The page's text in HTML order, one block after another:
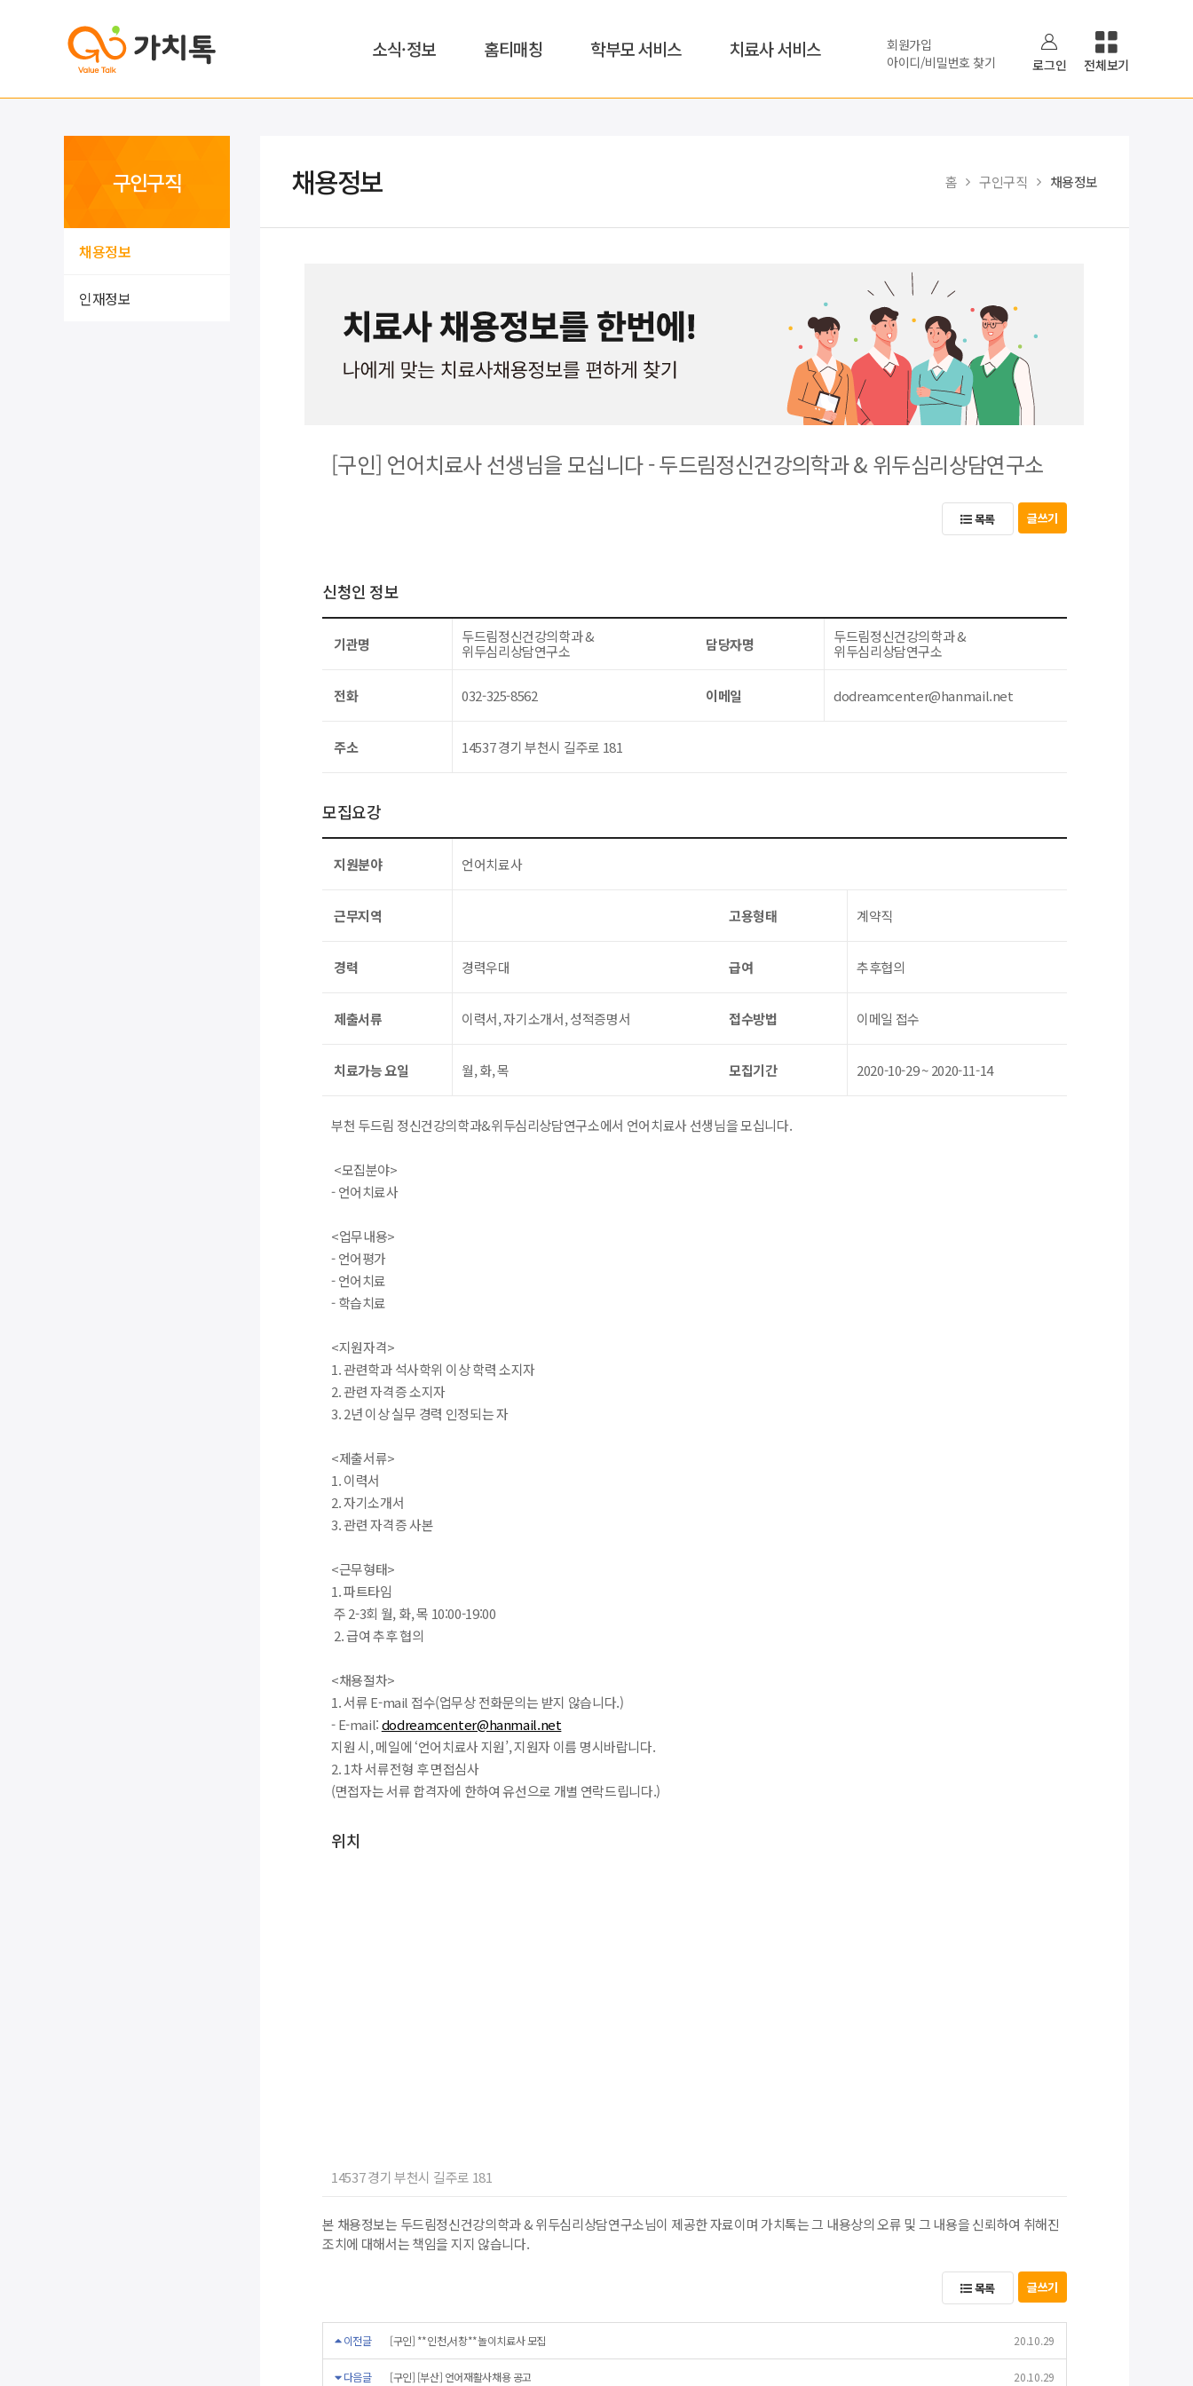
소식·정보 홈티매칭 학부모 서비스 치료사 서비스
회원가입
아이디/비밀번호 찾기
로그인 전체보기
구인구직
채용정보
인재정보
채용정보 홈 구인구직 채용정보
[구인] 언어치료사 선생님을 모십니다 - 두드림정신건강의학과 & 위두심리상담연구소
목록 글쓰기
신청인 정보
기관명
두드림정신건강의학과 &
위두심리상담연구소
담당자명
두드림정신건강의학과 &
위두심리상담연구소
전화 032-325-8562 이메일 dodreamcenter@hanmail.net
주소 14537 경기 부천시 길주로 181
모집요강
지원분야 언어치료사
근무지역 고용형태 계약직
경력 경력우대 급여 추후협의
제출서류 이력서, 자기소개서, 성적증명서 접수방법 이메일 접수
치료가능 요일 월, 화, 목 모집기간 2020-10-29 ~ 2020-11-14
부천 두드림 정신건강의학과&위두심리상담연구소에서 언어치료사 선생님을 모십니다.
<모집분야>
- 언어치료사
<업무내용>
- 언어평가
- 언어치료
- 학습치료
<지원자격>
1. 관련학과 석사학위 이상 학력 소지자
2. 관련 자격증 소지자
3. 2년 이상 실무 경력 인정되는 자
<제출서류>
1. 이력서
2. 자기소개서
3. 관련 자격증 사본
<근무형태>
1. 파트타임
주 2-3회 월, 화, 목 10:00-19:00
2. 급여 추후 협의
<채용절차>
1. 서류 E-mail 접수(업무상 전화문의는 받지 않습니다.)
- E-mail:dodreamcenter@hanmail.net
지원 시, 메일에 ‘언어치료사 지원’, 지원자 이름 명시바랍니다.
2. 1차 서류전형 후 면접심사
(면접자는 서류 합격자에 한하여 유선으로 개별 연락드립니다.)
위치
14537 경기 부천시 길주로 181
본 채용정보는 두드림정신건강의학과 & 위두심리상담연구소님이 제공한 자료이며 가치톡는 그 내용상의 오류 및 그 내용을 신뢰하여 취해진
조치에 대해서는 책임을 지지 않습니다.
목록 글쓰기
이전글 [구인] **인천,서창**놀이치료사 모집 20.10.29
다음글 [구인] [부산] 언어재활사채용 공고 20.10.29